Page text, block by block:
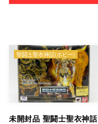
未開封品 聖闘士聖衣神話
聖闘士聖衣神話(ホビー)